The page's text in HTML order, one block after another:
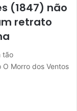
(1847) não
retrato
tão
Morro dos Ventos